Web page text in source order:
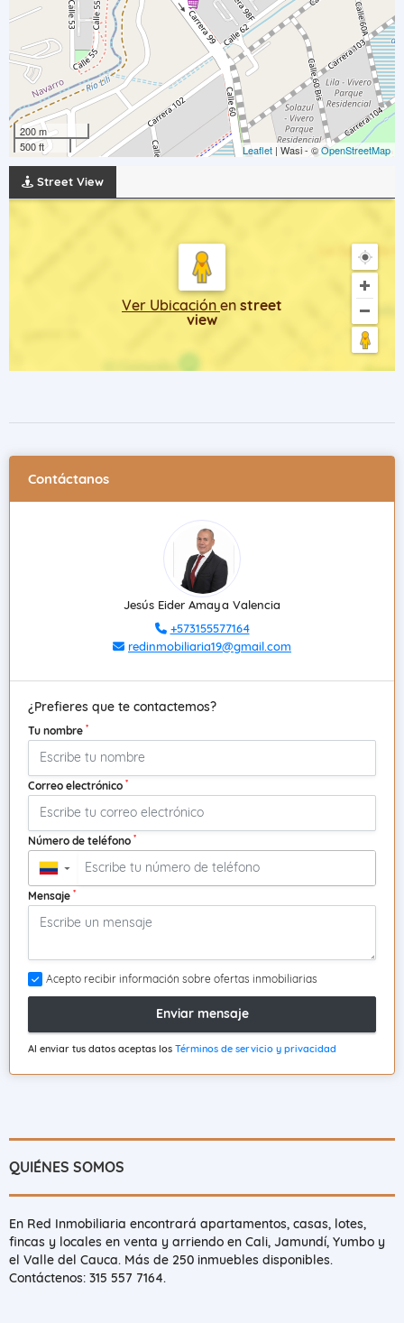
200 m
500 ft
Leaflet | Wasi - ©OpenStreetMap
Street View
Ver Ubicación en street
view
Contáctanos
Jesús Eider Amaya Valencia
+573155577164
redinmobiliaria19@gmail.com
¿Prefieres que te contactemos?
Tu nombre *
Correo electrónico *
Número de teléfono *
▼
Mensaje *
Acepto recibir información sobre ofertas inmobiliarias
Enviar mensaje
Al enviar tus datos aceptas los Términos de servicio y privacidad
QUIÉNES SOMOS
En Red Inmobiliaria encontrará apartamentos, casas, lotes,
fincas y locales en venta y arriendo en Cali, Jamundí, Yumbo y
el Valle del Cauca. Más de 250 inmuebles disponibles.
Contáctenos: 315 557 7164.